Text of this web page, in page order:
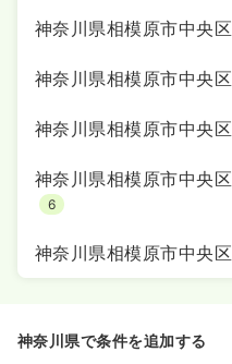
神奈川県相模原市中央区
神奈川県相模原市中央区
神奈川県相模原市中央区
神奈川県相模原市中央区
6
神奈川県相模原市中央区
神奈川県で条件を追加する